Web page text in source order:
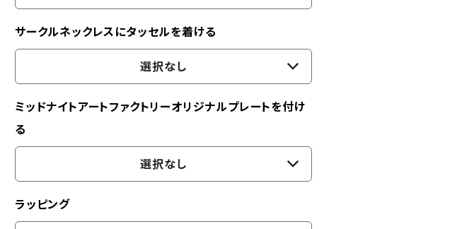
サークルネックレスにタッセルを着ける
選択なし
ミッドナイトアートファクトリーオリジナルプレートを付け
る
選択なし
ラッピング